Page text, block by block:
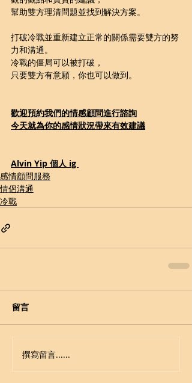
幫助雙方理清問題並找到解決方案。
打破冷戰並重新建立正常的關係需要雙方的努
力和溝通。
冷戰的僵局可以被打破，
只要雙方有意願，你也可以做到。
歡迎預約我們的情感顧問進行諮詢
今天就為你的感情狀況帶來有效建議
Alvin Yip 個人 ig
感情顧問服務
情侶溝通
冷戰
留言
撰寫留言......